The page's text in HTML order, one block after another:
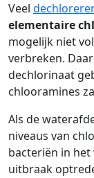
Veel
elementaire
mogelijk niet
verbreken.
dechlorinaat
chlooramines
Als de
niveaus van
bacteriën in
uitbraak